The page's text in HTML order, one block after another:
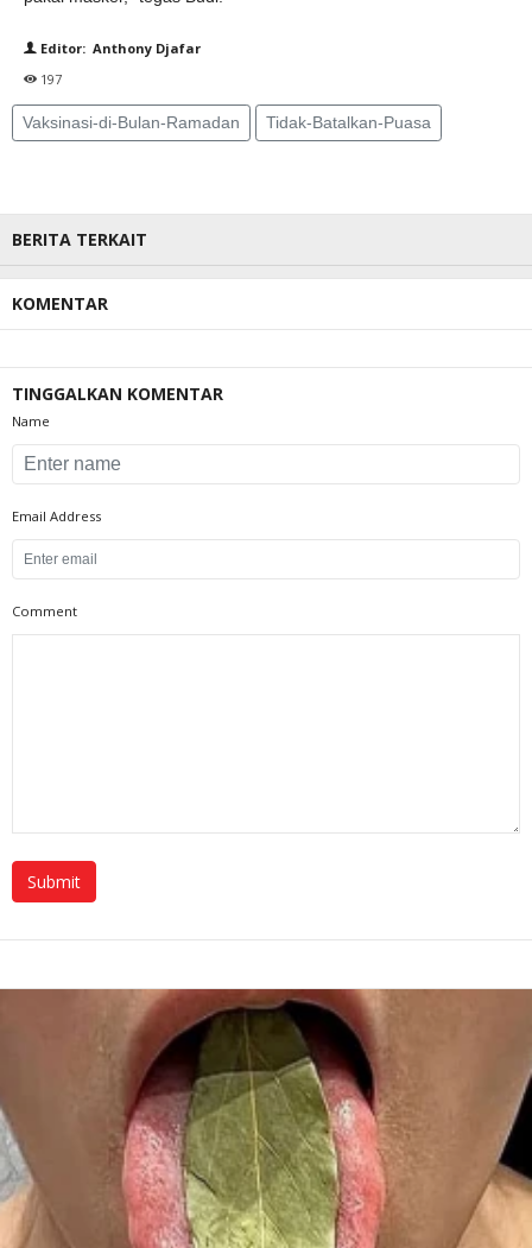
Editor: Anthony Djafar
197
Vaksinasi-di-Bulan-Ramadan Tidak-Batalkan-Puasa
BERITA TERKAIT
KOMENTAR
TINGGALKAN KOMENTAR
Name
Email Address
Comment